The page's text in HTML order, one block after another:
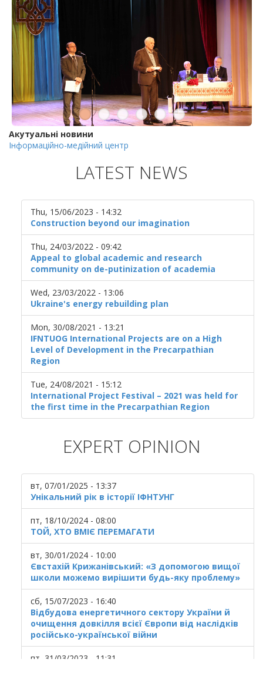
Акутуальні новини
Інформаційно-медійний центр
LATEST NEWS
Thu, 15/06/2023 - 14:32
Construction beyond our imagination
Thu, 24/03/2022 - 09:42
Appeal to global academic and research
community on de-putinization of academia
Wed, 23/03/2022 - 13:06
Ukraine's energy rebuilding plan
Mon, 30/08/2021 - 13:21
IFNTUOG International Projects are on a High
Level of Development in the Precarpathian
Region
Tue, 24/08/2021 - 15:12
International Project Festival – 2021 was held for
the first time in the Precarpathian Region
EXPERT OPINION
вт, 07/01/2025 - 13:37
Унікальний рік в історії ІФНТУНГ
пт, 18/10/2024 - 08:00
ТОЙ, ХТО ВМІЄ ПЕРЕМАГАТИ
вт, 30/01/2024 - 10:00
Євстахій Крижанівський: «З допомогою вищої
школи можемо вирішити будь-яку проблему»
сб, 15/07/2023 - 16:40
Відбудова енергетичного сектору України й
очищення довкілля всієї Європи від наслідків
російсько-української війни
пт, 31/03/2023 - 11:31